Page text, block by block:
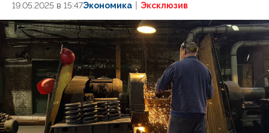
19.05.2025 в 15:47Экономика Эксклюзив